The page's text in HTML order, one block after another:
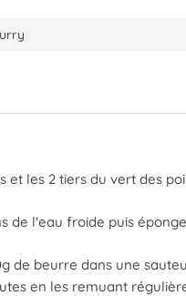
et les 2 tiers du vert des
de l'eau froide puis
de beurre dans une
en les remuant